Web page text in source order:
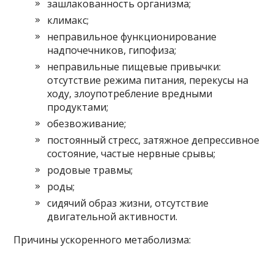
зашлакованность организма;
климакс;
неправильное функционирование
надпочечников, гипофиза;
неправильные пищевые привычки:
отсутствие режима питания, перекусы на
ходу, злоупотребление вредными
продуктами;
обезвоживание;
постоянный стресс, затяжное депрессивное
состояние, частые нервные срывы;
родовые травмы;
роды;
сидячий образ жизни, отсутствие
двигательной активности.
Причины ускоренного метаболизма: